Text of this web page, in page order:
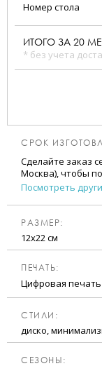
Номер стола
ИТОГО ЗА 20
* без учета
СРОК
Сделайте заказ
Москва), чтобы
Посмотреть
РАЗМЕР:
12х22 см
ПЕЧАТЬ:
Цифровая печать
CТИЛИ:
диско,
CЕЗОНЫ: